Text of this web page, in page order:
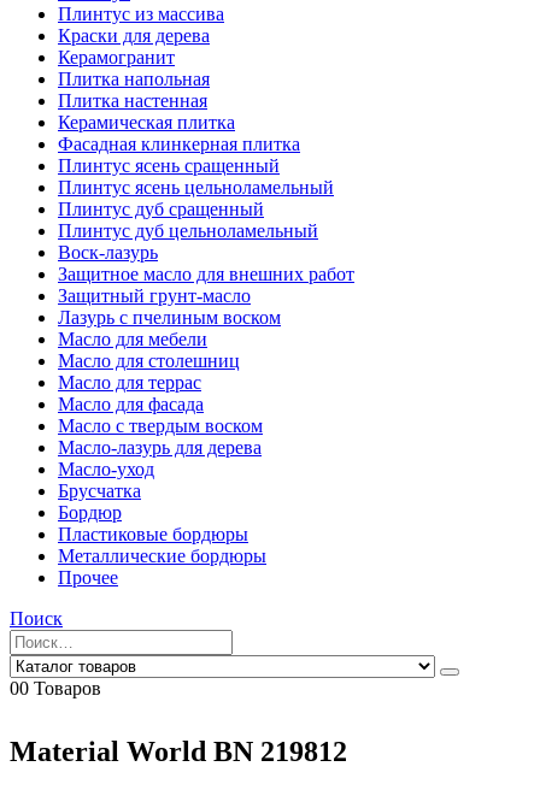
Плинтус из массива
Краски для дерева
Керамогранит
Плитка напольная
Плитка настенная
Керамическая плитка
Фасадная клинкерная плитка
Плинтус ясень сращенный
Плинтус ясень цельноламельный
Плинтус дуб сращенный
Плинтус дуб цельноламельный
Воск-лазурь
Защитное масло для внешних работ
Защитный грунт-масло
Лазурь с пчелиным воском
Масло для мебели
Масло для столешниц
Масло для террас
Масло для фасада
Масло с твердым воском
Масло-лазурь для дерева
Масло-уход
Брусчатка
Бордюр
Пластиковые бордюры
Металлические бордюры
Прочее
Поиск
00 Товаров
Material World BN 219812